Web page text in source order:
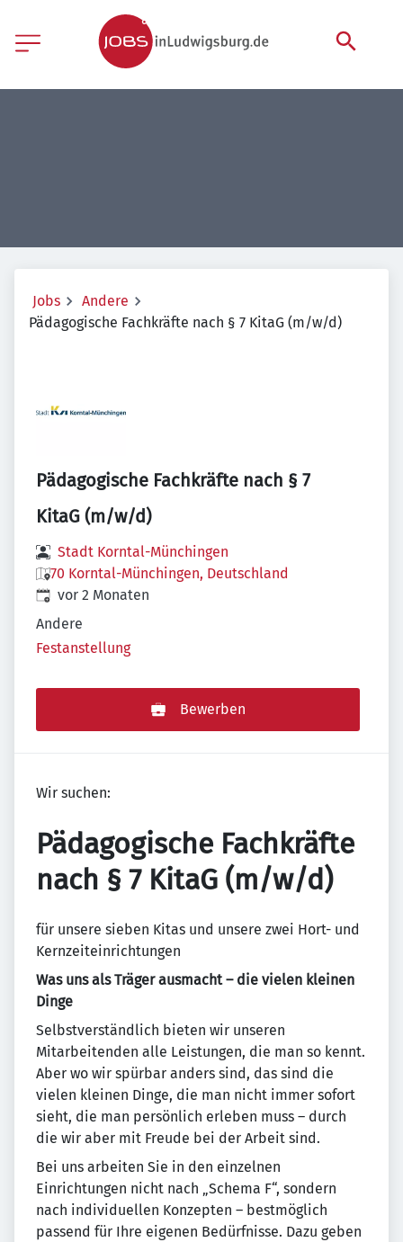
Jobs
Andere
Pädagogische Fachkräfte nach § 7 KitaG (m/w/d)
Pädagogische Fachkräfte nach § 7
KitaG (m/w/d)
Stadt Korntal-Münchingen
70 Korntal-Münchingen, Deutschland
Veröffentlicht:
vor 2 Monaten
Andere
Festanstellung
Bewerben
Wir suchen:
Pädagogische Fachkräfte
nach § 7 KitaG (m/w/d)
für unsere sieben Kitas und unsere zwei Hort- und
Kernzeiteinrichtungen
Was uns als Träger ausmacht – die vielen kleinen
Dinge
Selbstverständlich bieten wir unseren
Mitarbeitenden alle Leistungen, die man so kennt.
Aber wo wir spürbar anders sind, das sind die
vielen kleinen Dinge, die man nicht immer sofort
sieht, die man persönlich erleben muss – durch
die wir aber mit Freude bei der Arbeit sind.
Bei uns arbeiten Sie in den einzelnen
Einrichtungen nicht nach „Schema F“, sondern
nach individuellen Konzepten – bestmöglich
passend für Ihre eigenen Bedürfnisse. Dazu geben